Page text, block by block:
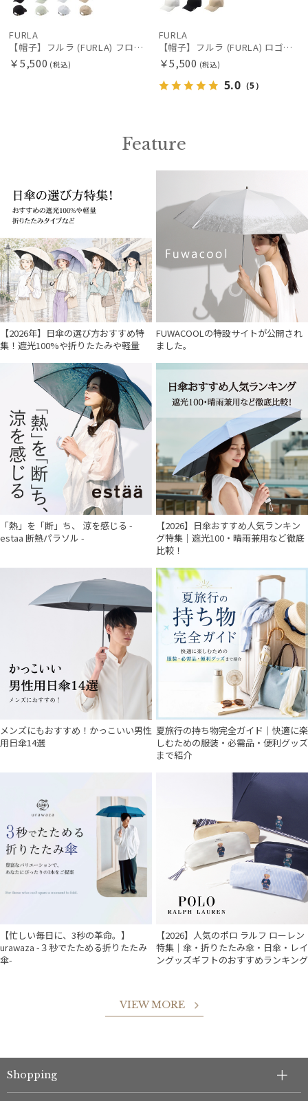
FURLA
【帽子】フルラ (FURLA) フロントロゴ刺繍キャップ
￥5,500 (税込)
FURLA
【帽子】フルラ (FURLA) ロゴ刺繍キャップ UV , ウォッシャブル , FURLA刺繍 キャップ 【公式ムーンバット】 レディース UV ウォッシャブル 小つば プレゼント ギフト
￥5,500 (税込)
5.0 （5）
Feature
【2026年】日傘の選び方おすすめ特
集！遮光100%や折りたたみや軽量
FUWACOOLの特設サイトが公開され
ました。
「熱」を「断」ち、 涼を感じる -
estaa 断熱パラソル -
【2026】日傘おすすめ人気ランキン
グ特集｜遮光100・晴雨兼用など徹底
比較！
メンズにもおすすめ！かっこいい男性
用日傘14選
夏旅行の持ち物完全ガイド｜快適に楽
しむための服装・必需品・便利グッズ
まで紹介
【忙しい毎日に、3秒の革命。】
urawaza -３秒でたためる折りたたみ
傘-
【2026】人気のポロ ラルフ ローレン
特集｜傘・折りたたみ傘・日傘・レイ
ングッズギフトのおすすめランキング
VIEW MORE
Shopping